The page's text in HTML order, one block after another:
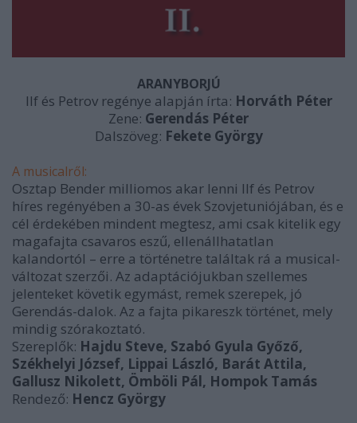
ARANYBORJÚ
Ilf és Petrov regénye alapján írta: Horváth Péter
Zene: Gerendás Péter
Dalszöveg: Fekete György
A musicalről:
Osztap Bender milliomos akar lenni Ilf és Petrov
híres regényében a 30-as évek Szovjetuniójában, és e
cél érdekében mindent megtesz, ami csak kitelik egy
magafajta csavaros eszű, ellenállhatatlan
kalandortól – erre a történetre találtak rá a musical-
változat szerzői. Az adaptációjukban szellemes
jelenteket követik egymást, remek szerepek, jó
Gerendás-dalok. Az a fajta pikareszk történet, mely
mindig szórakoztató.
Szereplők: Hajdu Steve, Szabó Gyula Győző,
Székhelyi József, Lippai László, Barát Attila,
Gallusz Nikolett, Ömböli Pál, Hompok Tamás
Rendező: Hencz György